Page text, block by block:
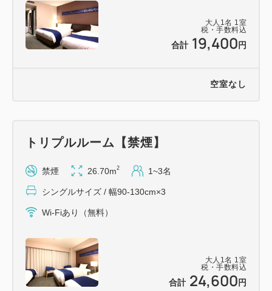
大人 1 名 1 室
税・手数料込
合計 19,400 円
空室なし
大人 1 名 1 室
税・手数料込
合計 24,600 円
トリプルルーム【禁煙】
禁煙 26.70m2 1~3名
シングルサイズ / 幅90-130cm×3
Wi-Fiあり（無料）